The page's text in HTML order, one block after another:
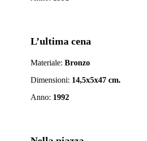
L’ultima cena
Materiale: Bronzo
Dimensioni: 14,5x5x47 cm.
Anno: 1992